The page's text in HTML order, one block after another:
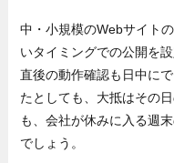
中・小規模のWebサイト
いタイミングでの公開を
直後の動作確認も日中に
たとしても、大抵はその
も、会社が休みに入る週
でしょう。